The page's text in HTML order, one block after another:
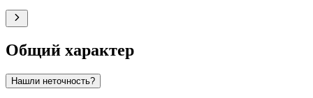
Общий характер
Нашли неточность?